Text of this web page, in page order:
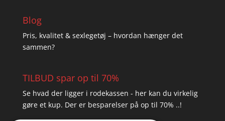
Blog
Pris, kvalitet & sexlegetøj – hvordan hænger det
sammen?
TILBUD spar op til 70%
Se hvad der ligger i rodekassen - her kan du virkelig
gøre et kup. Der er besparelser på op til 70% ..!